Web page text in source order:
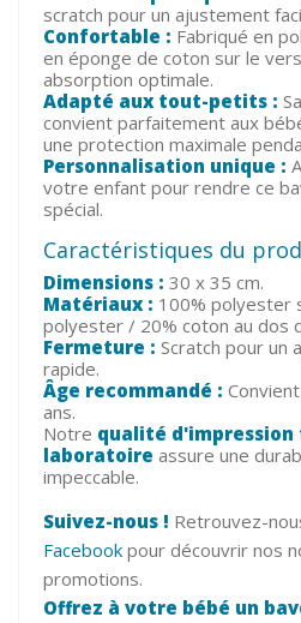
scratch pour un ajustement
Confortable : Fabriqué en
en éponge de coton sur le
absorption optimale.
Adapté aux tout-petits :
convient parfaitement aux
une protection maximale
Personnalisation unique :
votre enfant pour rendre ce
spécial.
Caractéristiques du
Dimensions : 30 x 35 cm.
Matériaux : 100% polyester
polyester / 20% coton au dos
Fermeture : Scratch pour un
rapide.
Âge recommandé :
ans.
Notre qualité d'impression
laboratoire assure une
impeccable.
Suivez-nous ! Retrouvez-
Facebook pour découvrir nos
promotions.
Offrez à votre bébé un